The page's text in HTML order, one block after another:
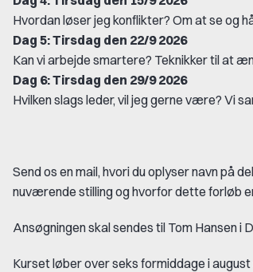
Hvordan løser jeg konflikter? Om at se og
Dag 5: Tirsdag den 22/9 2026
Kan vi arbejde smartere? Teknikker til at
Dag 6: Tirsdag den 29/9 2026
Hvilken slags leder, vil jeg gerne være? Vi
Send os en mail, hvori du oplyser navn på
nuværende stilling og hvorfor dette forløb
Ansøgningen skal sendes til Tom Hansen i
Kurset løber over seks formiddage i